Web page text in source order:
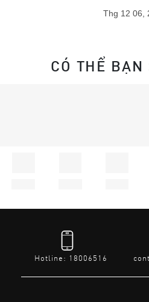
Thg 12 06,
CÓ THỂ BẠN
Hotline: 18006516